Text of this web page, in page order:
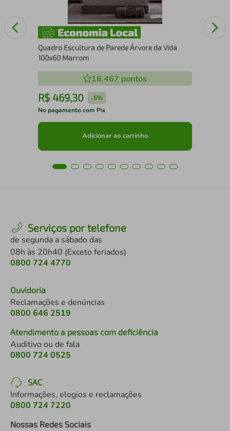
Quadro Escultura de Parede Árvore da Vida
100x60 Marrom
16.467 pontos
R$ 469,30 -5%
No pagamento com Pix
Adicionar ao carrinho
Serviços por telefone
de segunda a sábado das
08h às 20h40 (Exceto feriados)
0800 724 4770
Ouvidoria
Reclamações e denúncias
0800 646 2519
Atendimento a pessoas com deficiência
Auditivo ou de fala
0800 724 0525
SAC
Informações, elogios e reclamações
0800 724 7220
Nossas Redes Sociais